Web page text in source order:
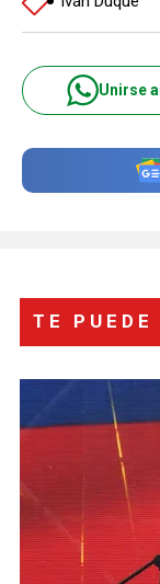
Unirse
TE PUEDE